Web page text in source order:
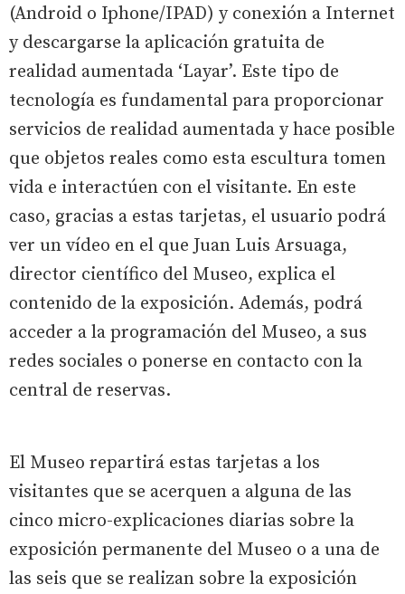
(Android o Iphone/IPAD) y conexión a Internet
y descargarse la aplicación gratuita de
realidad aumentada ‘Layar’. Este tipo de
tecnología es fundamental para proporcionar
servicios de realidad aumentada y hace posible
que objetos reales como esta escultura tomen
vida e interactúen con el visitante. En este
caso, gracias a estas tarjetas, el usuario podrá
ver un vídeo en el que Juan Luis Arsuaga,
director científico del Museo, explica el
contenido de la exposición. Además, podrá
acceder a la programación del Museo, a sus
redes sociales o ponerse en contacto con la
central de reservas.
El Museo repartirá estas tarjetas a los
visitantes que se acerquen a alguna de las
cinco micro-explicaciones diarias sobre la
exposición permanente del Museo o a una de
las seis que se realizan sobre la exposición